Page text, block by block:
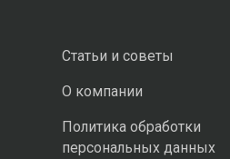
Статьи и советы
О компании
Политика обработки
персональных данных